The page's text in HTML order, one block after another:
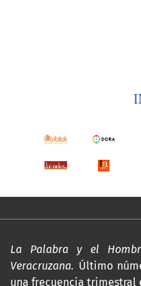
La Palabra y el
Veracruzana. Último
una frecuencia trimestral